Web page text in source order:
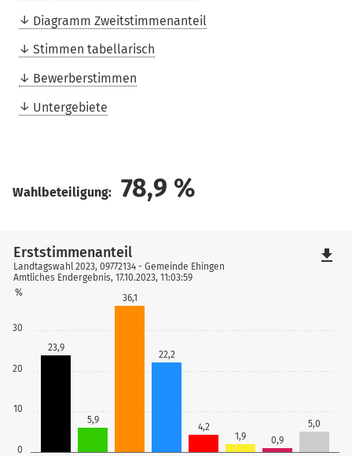
Diagramm Zweitstimmenanteil
Stimmen tabellarisch
Bewerberstimmen
Untergebiete
Wahlbeteiligung: 78,9 %
0
10
20
30
%
23,9
5,9
36,1
22,2
4,2
1,9
0,9
5,0
Erststimmenanteil
Landtagswahl 2023, 09772134 - Gemeinde Ehingen
Amtliches Endergebnis, 17.10.2023, 11:03:59
file_download